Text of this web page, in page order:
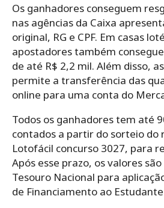
Os ganhadores conseguem
nas agências da Caixa
original, RG e CPF. Em casas
apostadores também
de até R$ 2,2 mil. Além disso,
permite a transferência das
online para uma conta do
Todos os ganhadores tem até
contados a partir do sorteio do
Lotofácil concurso 3027, para
Após esse prazo, os valores
Tesouro Nacional para
de Financiamento ao